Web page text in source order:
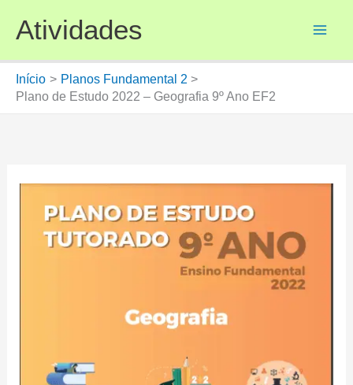
para
conteúdo
Atividades
Início
Planos Fundamental 2
Plano de Estudo 2022 – Geografia 9º Ano EF2